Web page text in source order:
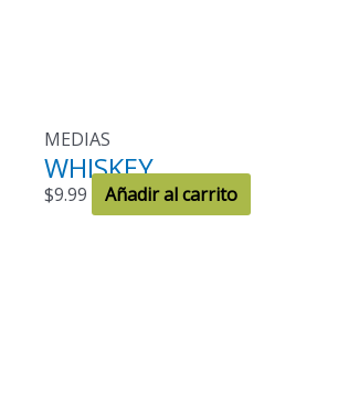
MEDIAS
WHISKEY
$9.99 Añadir al carrito